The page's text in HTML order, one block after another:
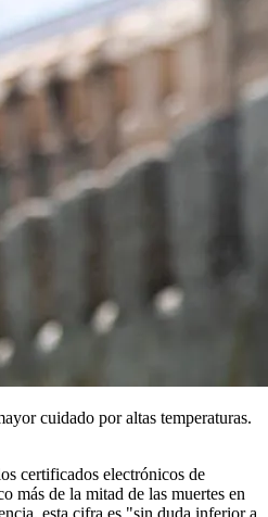
cuidado por altas temperaturas.
certificados electrónicos de
más de la mitad de las muertes en
esta cifra es "sin duda inferior a